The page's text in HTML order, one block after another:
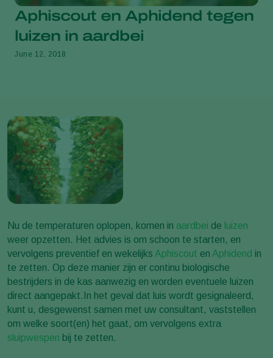
Aphiscout en Aphidend tegen
luizen in aardbei
June 12, 2018
Nu de temperaturen oplopen, komen in aardbei de luizen
weer opzetten. Het advies is om schoon te starten, en
vervolgens preventief en wekelijks Aphiscout en Aphidend in
te zetten. Op deze manier zijn er continu biologische
bestrijders in de kas aanwezig en worden eventuele luizen
direct aangepakt.In het geval dat luis wordt gesignaleerd,
kunt u, desgewenst samen met uw consultant, vaststellen
om welke soort(en) het gaat, om vervolgens extra
sluipwespen bij te zetten.